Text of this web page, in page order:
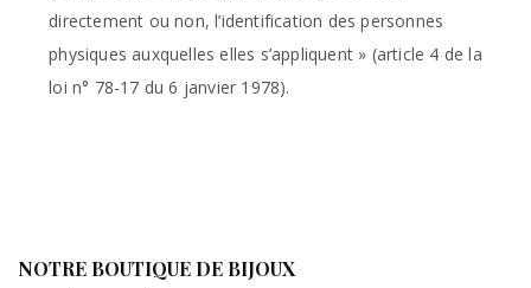
directement ou non, l’identification des personnes
physiques auxquelles elles s’appliquent » (article 4 de la
loi n° 78-17 du 6 janvier 1978).
NOTRE BOUTIQUE DE BIJOUX